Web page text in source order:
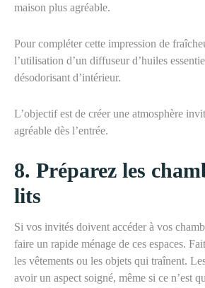
maison plus agréable.
Pour compléter cette impression de
l’utilisation d’un diffuseur d’huiles
désodorisant d’intérieur.
L’objectif est de créer une atmosphère
agréable dès l’entrée.
8. Préparez les
lits
Si vos invités doivent accéder à vos
faire un rapide ménage de ces espaces.
les vêtements ou les objets qui traînent.
avoir un aspect soigné, même si ce n’est